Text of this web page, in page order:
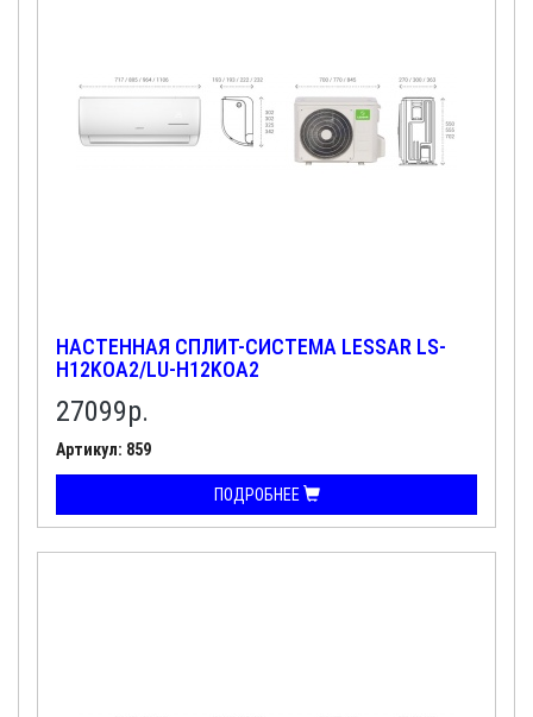
НАСТЕННАЯ СПЛИТ-СИСТЕМА LESSAR LS-
H12KOA2/LU-H12KOA2
27099р.
Артикул: 859
ПОДРОБНЕЕ